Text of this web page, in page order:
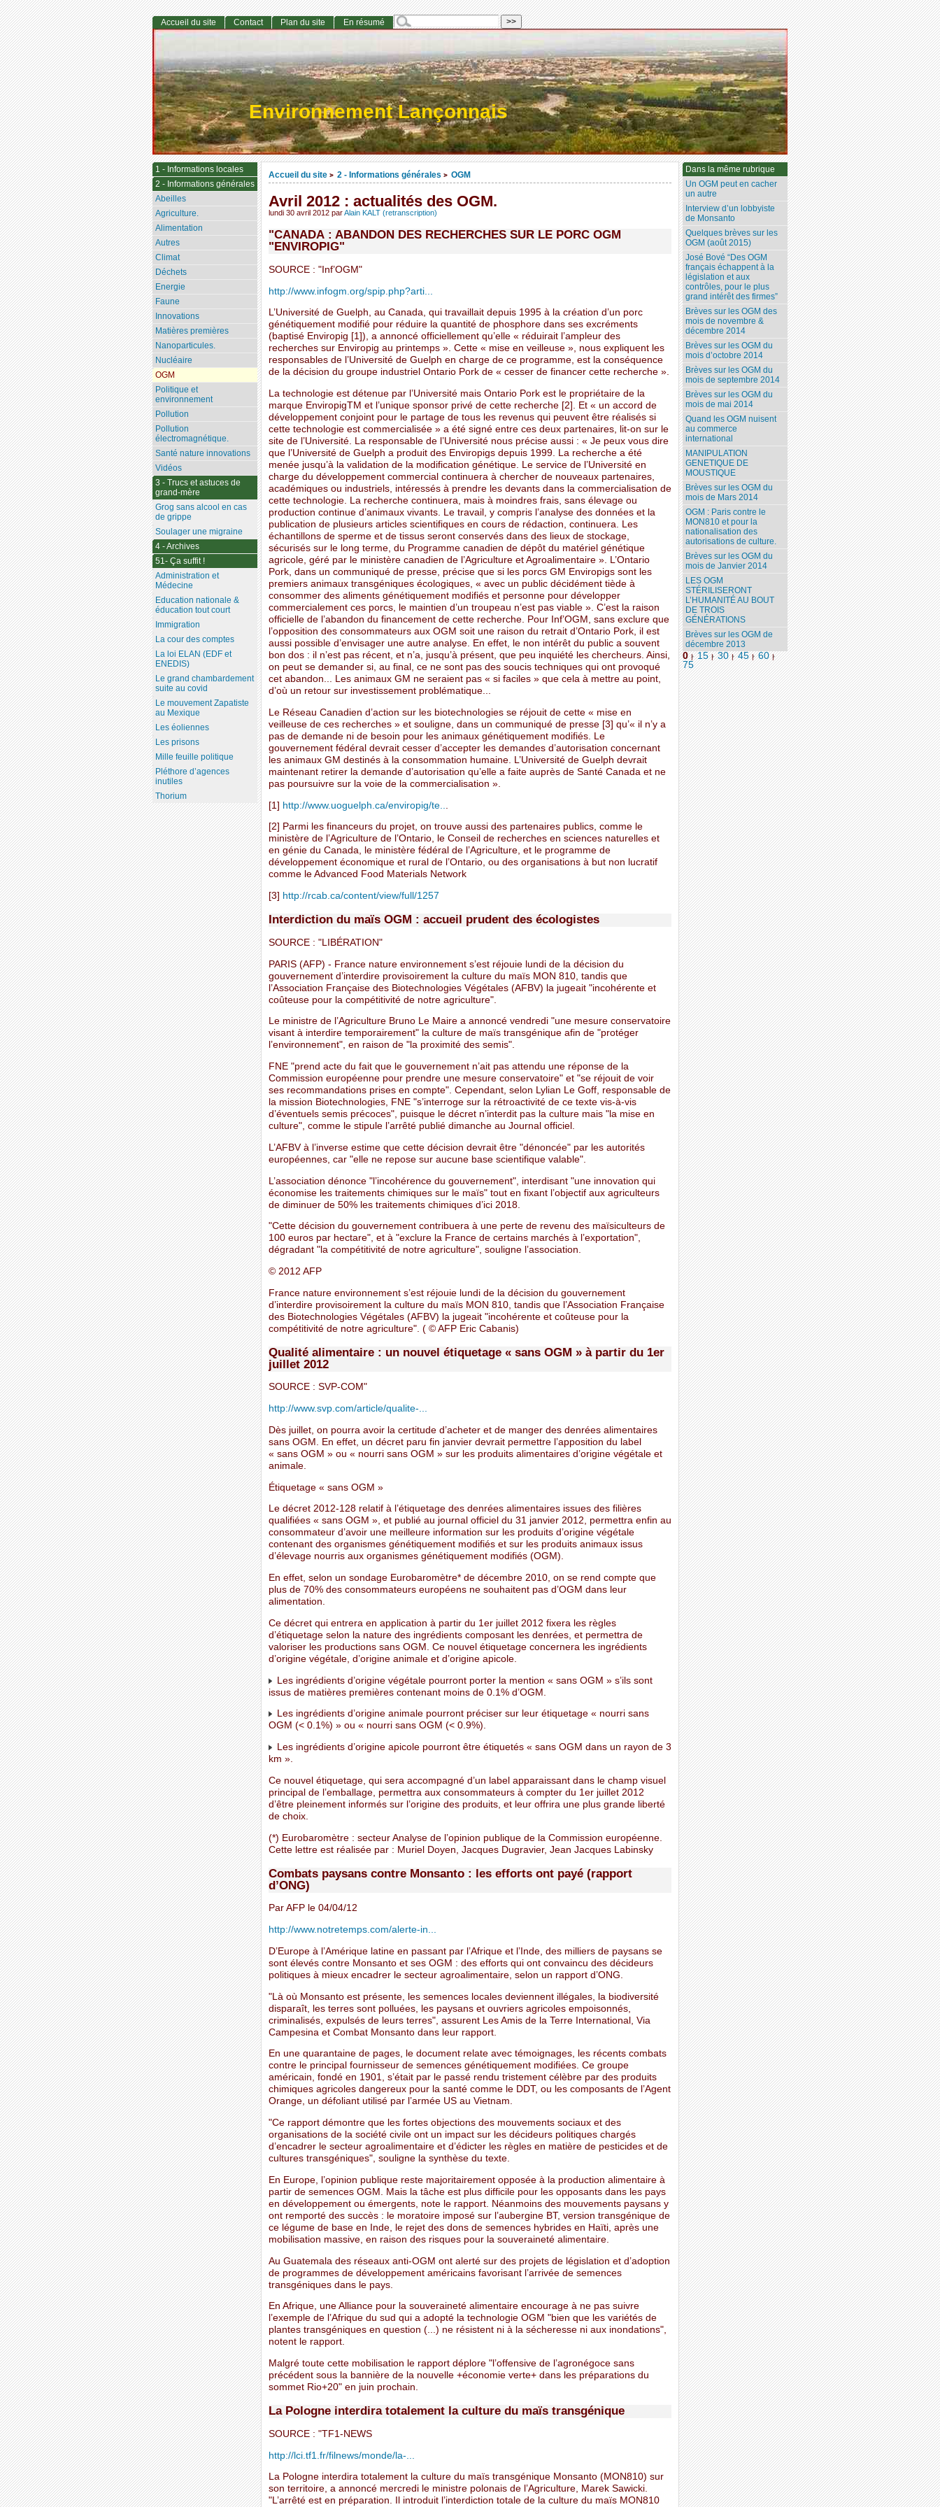
Environnement Lançonnais
Accueil du site > 2 - Informations générales > OGM
Avril 2012 : actualités des OGM.
lundi 30 avril 2012 parAlain KALT (retranscription)
"CANADA : ABANDON DES RECHERCHES SUR LE PORC OGM
"ENVIROPIG"
SOURCE : "Inf’OGM"
http://www.infogm.org/spip.php?arti...
L’Université de Guelph, au Canada, qui travaillait depuis 1995 à la création d’un porc
génétiquement modifié pour réduire la quantité de phosphore dans ses excréments
(baptisé Enviropig [1]), a annoncé officiellement qu’elle « réduirait l’ampleur des
recherches sur Enviropig au printemps ». Cette « mise en veilleuse », nous expliquent les
responsables de l’Université de Guelph en charge de ce programme, est la conséquence
de la décision du groupe industriel Ontario Pork de « cesser de financer cette recherche ».
La technologie est détenue par l’Université mais Ontario Pork est le propriétaire de la
marque EnviropigTM et l’unique sponsor privé de cette recherche [2]. Et « un accord de
développement conjoint pour le partage de tous les revenus qui peuvent être réalisés si
cette technologie est commercialisée » a été signé entre ces deux partenaires, lit-on sur le
site de l’Université. La responsable de l’Université nous précise aussi : « Je peux vous dire
que l’Université de Guelph a produit des Enviropigs depuis 1999. La recherche a été
menée jusqu’à la validation de la modification génétique. Le service de l’Université en
charge du développement commercial continuera à chercher de nouveaux partenaires,
académiques ou industriels, intéressés à prendre les devants dans la commercialisation de
cette technologie. La recherche continuera, mais à moindres frais, sans élevage ou
production continue d’animaux vivants. Le travail, y compris l’analyse des données et la
publication de plusieurs articles scientifiques en cours de rédaction, continuera. Les
échantillons de sperme et de tissus seront conservés dans des lieux de stockage,
sécurisés sur le long terme, du Programme canadien de dépôt du matériel génétique
agricole, géré par le ministère canadien de l’Agriculture et Agroalimentaire ». L’Ontario
Pork, dans un communiqué de presse, précise que si les porcs GM Enviropigs sont les
premiers animaux transgéniques écologiques, « avec un public décidément tiède à
consommer des aliments génétiquement modifiés et personne pour développer
commercialement ces porcs, le maintien d’un troupeau n’est pas viable ». C’est la raison
officielle de l’abandon du financement de cette recherche. Pour Inf’OGM, sans exclure que
l’opposition des consommateurs aux OGM soit une raison du retrait d’Ontario Pork, il est
aussi possible d’envisager une autre analyse. En effet, le non intérêt du public a souvent
bon dos : il n’est pas récent, et n’a, jusqu’à présent, que peu inquiété les chercheurs. Ainsi,
on peut se demander si, au final, ce ne sont pas des soucis techniques qui ont provoqué
cet abandon... Les animaux GM ne seraient pas « si faciles » que cela à mettre au point,
d’où un retour sur investissement problématique...
Le Réseau Canadien d’action sur les biotechnologies se réjouit de cette « mise en
veilleuse de ces recherches » et souligne, dans un communiqué de presse [3] qu’« il n’y a
pas de demande ni de besoin pour les animaux génétiquement modifiés. Le
gouvernement fédéral devrait cesser d’accepter les demandes d’autorisation concernant
les animaux GM destinés à la consommation humaine. L’Université de Guelph devrait
maintenant retirer la demande d’autorisation qu’elle a faite auprès de Santé Canada et ne
pas poursuivre sur la voie de la commercialisation ».
[1] http://www.uoguelph.ca/enviropig/te..
[2] Parmi les financeurs du projet, on trouve aussi des partenaires publics, comme le
ministère de l’Agriculture de l’Ontario, le Conseil de recherches en sciences naturelles et
en génie du Canada, le ministère fédéral de l’Agriculture, et le programme de
développement économique et rural de l’Ontario, ou des organisations à but non lucratif
comme le Advanced Food Materials Network
[3] http://rcab.ca/content/view/full/1257
Interdiction du maïs OGM : accueil prudent des écologistes
SOURCE : "LIBÉRATION"
PARIS (AFP) - France nature environnement s’est réjouie lundi de la décision du
gouvernement d’interdire provisoirement la culture du maïs MON 810, tandis que
l’Association Française des Biotechnologies Végétales (AFBV) la jugeait "incohérente et
coûteuse pour la compétitivité de notre agriculture".
Le ministre de l’Agriculture Bruno Le Maire a annoncé vendredi "une mesure conservatoire
visant à interdire temporairement" la culture de maïs transgénique afin de "protéger
l’environnement", en raison de "la proximité des semis".
FNE "prend acte du fait que le gouvernement n’ait pas attendu une réponse de la
Commission européenne pour prendre une mesure conservatoire" et "se réjouit de voir
ses recommandations prises en compte". Cependant, selon Lylian Le Goff, responsable de
la mission Biotechnologies, FNE "s’interroge sur la rétroactivité de ce texte vis-à-vis
d’éventuels semis précoces", puisque le décret n’interdit pas la culture mais "la mise en
culture", comme le stipule l’arrêté publié dimanche au Journal officiel.
L’AFBV à l’inverse estime que cette décision devrait être "dénoncée" par les autorités
européennes, car "elle ne repose sur aucune base scientifique valable".
L’association dénonce "l’incohérence du gouvernement", interdisant "une innovation qui
économise les traitements chimiques sur le maïs" tout en fixant l’objectif aux agriculteurs
de diminuer de 50% les traitements chimiques d’ici 2018.
"Cette décision du gouvernement contribuera à une perte de revenu des maïsiculteurs de
100 euros par hectare", et à "exclure la France de certains marchés à l’exportation",
dégradant "la compétitivité de notre agriculture", souligne l’association.
© 2012 AFP
France nature environnement s’est réjouie lundi de la décision du gouvernement
d’interdire provisoirement la culture du maïs MON 810, tandis que l’Association Française
des Biotechnologies Végétales (AFBV) la jugeait "incohérente et coûteuse pour la
compétitivité de notre agriculture". ( © AFP Eric Cabanis)
Qualité alimentaire : un nouvel étiquetage « sans OGM » à partir du 1er
juillet 2012
SOURCE : SVP-COM"
http://www.svp.com/article/qualite-...
Dès juillet, on pourra avoir la certitude d’acheter et de manger des denrées alimentaires
sans OGM. En effet, un décret paru fin janvier devrait permettre l’apposition du label
« sans OGM » ou « nourri sans OGM » sur les produits alimentaires d’origine végétale et
animale.
Étiquetage « sans OGM »
Le décret 2012-128 relatif à l’étiquetage des denrées alimentaires issues des filières
qualifiées « sans OGM », et publié au journal officiel du 31 janvier 2012, permettra enfin au
consommateur d’avoir une meilleure information sur les produits d’origine végétale
contenant des organismes génétiquement modifiés et sur les produits animaux issus
d’élevage nourris aux organismes génétiquement modifiés (OGM).
En effet, selon un sondage Eurobaromètre* de décembre 2010, on se rend compte que
plus de 70% des consommateurs européens ne souhaitent pas d’OGM dans leur
alimentation.
Ce décret qui entrera en application à partir du 1er juillet 2012 fixera les règles
d’étiquetage selon la nature des ingrédients composant les denrées, et permettra de
valoriser les productions sans OGM. Ce nouvel étiquetage concernera les ingrédients
d’origine végétale, d’origine animale et d’origine apicole.
Les ingrédients d’origine végétale pourront porter la mention « sans OGM » s’ils sont
issus de matières premières contenant moins de 0.1% d’OGM.
Les ingrédients d’origine animale pourront préciser sur leur étiquetage « nourri sans
OGM (< 0.1%) » ou « nourri sans OGM (< 0.9%).
Les ingrédients d’origine apicole pourront être étiquetés « sans OGM dans un rayon de 3
km ».
Ce nouvel étiquetage, qui sera accompagné d’un label apparaissant dans le champ visuel
principal de l’emballage, permettra aux consommateurs à compter du 1er juillet 2012
d’être pleinement informés sur l’origine des produits, et leur offrira une plus grande liberté
de choix.
(*) Eurobaromètre : secteur Analyse de l’opinion publique de la Commission européenne.
Cette lettre est réalisée par : Muriel Doyen, Jacques Dugravier, Jean Jacques Labinsky
Combats paysans contre Monsanto : les efforts ont payé (rapport
d’ONG)
Par AFP le 04/04/12
http://www.notretemps.com/alerte-in...
D’Europe à l’Amérique latine en passant par l’Afrique et l’Inde, des milliers de paysans se
sont élevés contre Monsanto et ses OGM : des efforts qui ont convaincu des décideurs
politiques à mieux encadrer le secteur agroalimentaire, selon un rapport d’ONG.
"Là où Monsanto est présente, les semences locales deviennent illégales, la biodiversité
disparaît, les terres sont polluées, les paysans et ouvriers agricoles empoisonnés,
criminalisés, expulsés de leurs terres", assurent Les Amis de la Terre International, Via
Campesina et Combat Monsanto dans leur rapport.
En une quarantaine de pages, le document relate avec témoignages, les récents combats
contre le principal fournisseur de semences génétiquement modifiées. Ce groupe
américain, fondé en 1901, s’était par le passé rendu tristement célèbre par des produits
chimiques agricoles dangereux pour la santé comme le DDT, ou les composants de l’Agent
Orange, un défoliant utilisé par l’armée US au Vietnam.
"Ce rapport démontre que les fortes objections des mouvements sociaux et des
organisations de la société civile ont un impact sur les décideurs politiques chargés
d’encadrer le secteur agroalimentaire et d’édicter les règles en matière de pesticides et de
cultures transgéniques", souligne la synthèse du texte.
En Europe, l’opinion publique reste majoritairement opposée à la production alimentaire à
partir de semences OGM. Mais la tâche est plus difficile pour les opposants dans les pays
en développement ou émergents, note le rapport. Néanmoins des mouvements paysans y
ont remporté des succès : le moratoire imposé sur l’aubergine BT, version transgénique de
ce légume de base en Inde, le rejet des dons de semences hybrides en Haïti, après une
mobilisation massive, en raison des risques pour la souveraineté alimentaire.
Au Guatemala des réseaux anti-OGM ont alerté sur des projets de législation et d’adoption
de programmes de développement américains favorisant l’arrivée de semences
transgéniques dans le pays.
En Afrique, une Alliance pour la souveraineté alimentaire encourage à ne pas suivre
l’exemple de l’Afrique du sud qui a adopté la technologie OGM "bien que les variétés de
plantes transgéniques en question (...) ne résistent ni à la sécheresse ni aux inondations",
notent le rapport.
Malgré toute cette mobilisation le rapport déplore "l’offensive de l’agronégoce sans
précédent sous la bannière de la nouvelle +économie verte+ dans les préparations du
sommet Rio+20" en juin prochain.
La Pologne interdira totalement la culture du maïs transgénique
SOURCE : "TF1-NEWS
http://lci.tf1.fr/filnews/monde/la-...
La Pologne interdira totalement la culture du maïs transgénique Monsanto (MON810) sur
son territoire, a annoncé mercredi le ministre polonais de l’Agriculture, Marek Sawicki.
"L’arrêté est en préparation. Il introduit l’interdiction totale de la culture du maïs MON810
Dans la même rubrique
Un OGM peut en cacher
un autre
Interview d’un lobbyiste
de Monsanto
Quelques brèves sur les
OGM (août 2015)
José Bové “Des OGM
français échappent à la
législation et aux
contrôles, pour le plus
grand intérêt des firmes”
Brèves sur les OGM des
mois de novembre &
décembre 2014
Brèves sur les OGM du
mois d’octobre 2014
Brèves sur les OGM du
mois de septembre 2014
Brèves sur les OGM du
mois de mai 2014
Quand les OGM nuisent
au commerce
international
MANIPULATION
GENETIQUE DE
MOUSTIQUE
Brèves sur les OGM du
mois de Mars 2014
OGM : Paris contre le
MON810 et pour la
nationalisation des
autorisations de culture.
Brèves sur les OGM du
mois de Janvier 2014
LES OGM
STÉRILISERONT
L’HUMANITÉ AU BOUT
DE TROIS
GÉNÉRATIONS
Brèves sur les OGM de
décembre 2013
0 | 15 | 30 | 45 | 60 |
75
Accueil du site Contact Plan du site En résumé
1 - Informations locales
2 - Informations générales
Abeilles
Agriculture.
Alimentation
Autres
Climat
Déchets
Energie
Faune
Innovations
Matières premières
Nanoparticules.
Nucléaire
OGM
Politique et
environnement
Pollution
Pollution
électromagnétique.
Santé nature innovations
Vidéos
3 - Trucs et astuces de
grand-mère
Grog sans alcool en cas
de grippe
Soulager une migraine
4 - Archives
51- Ça suffit !
Administration et
Médecine
Education nationale &
éducation tout court
Immigration
La cour des comptes
La loi ELAN (EDF et
ENEDIS)
Le grand chambardement
suite au covid
Le mouvement Zapatiste
au Mexique
Les éoliennes
Les prisons
Mille feuille politique
Pléthore d’agences
inutiles
Thorium